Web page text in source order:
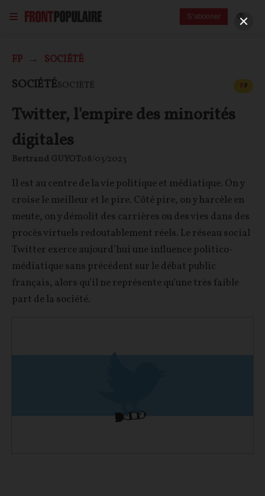
S'abonner
FP SOCIÉTÉ
SOCIÉTÉSOCIÉTÉ FP
Twitter, l'empire des minorités
digitales
Bertrand GUYOT08/03/2023
Il est au centre de la vie politique et médiatique. On y
croise le meilleur et le pire. Côté pire, on y harcèle en
meute, on y démolit des carrières ou des vies dans des
procès virtuels redoutablement réels. Le réseau social
Twitter exerce aujourd’hui une influence politico-
médiatique sans précédent sur le débat public
français, alors qu’il ne représente qu’une très faible
part de la société.